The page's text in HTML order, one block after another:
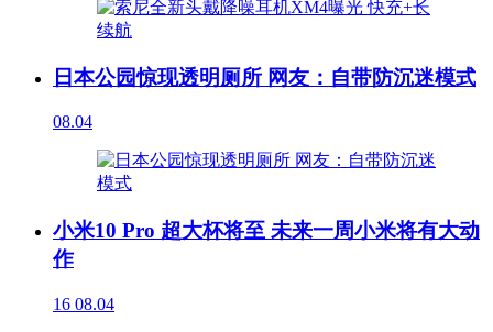
日本公园惊现透明厕所 网友：自带防沉迷模式
08.04
小米10 Pro 超大杯将至 未来一周小米将有大动
作
16 08.04